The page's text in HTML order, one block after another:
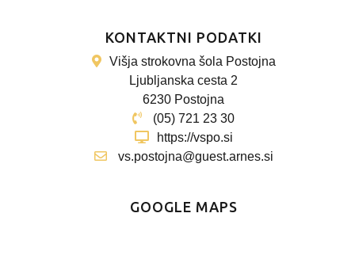
KONTAKTNI PODATKI
Višja strokovna šola Postojna
Ljubljanska cesta 2
6230 Postojna
(05) 721 23 30
https://vspo.si
vs.postojna@guest.arnes.si
GOOGLE MAPS